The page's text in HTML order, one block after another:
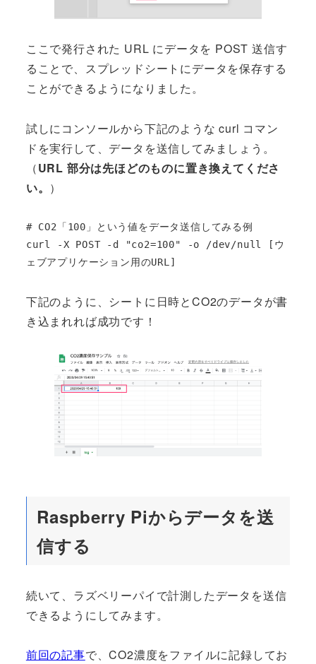
ここで発行された URL にデータを POST 送信す
ることで、スプレッドシートにデータを保存する
ことができるようになりました。
試しにコンソールから下記のような curl コマン
ドを実行して、データを送信してみましょう。
（URL 部分は先ほどのものに置き換えてくださ
い。 ）
# CO2「100」という値をデータ送信してみる例
curl -X POST -d "co2=100" -o /dev/null [ウ
ェブアプリケーション用のURL]
下記のように、シートに日時とCO2のデータが書
き込まれれば成功です！
Raspberry Piからデータを送
信する
続いて、ラズベリーパイで計測したデータを送信
できるようにしてみます。
前回の記事で、CO2濃度をファイルに記録してお